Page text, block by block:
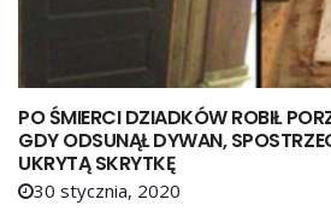
PO ŚMIERCI DZIADKÓW ROBIŁ
GDY ODSUNĄŁ DYWAN,
UKRYTĄ SKRYTKĘ
30 stycznia, 2020